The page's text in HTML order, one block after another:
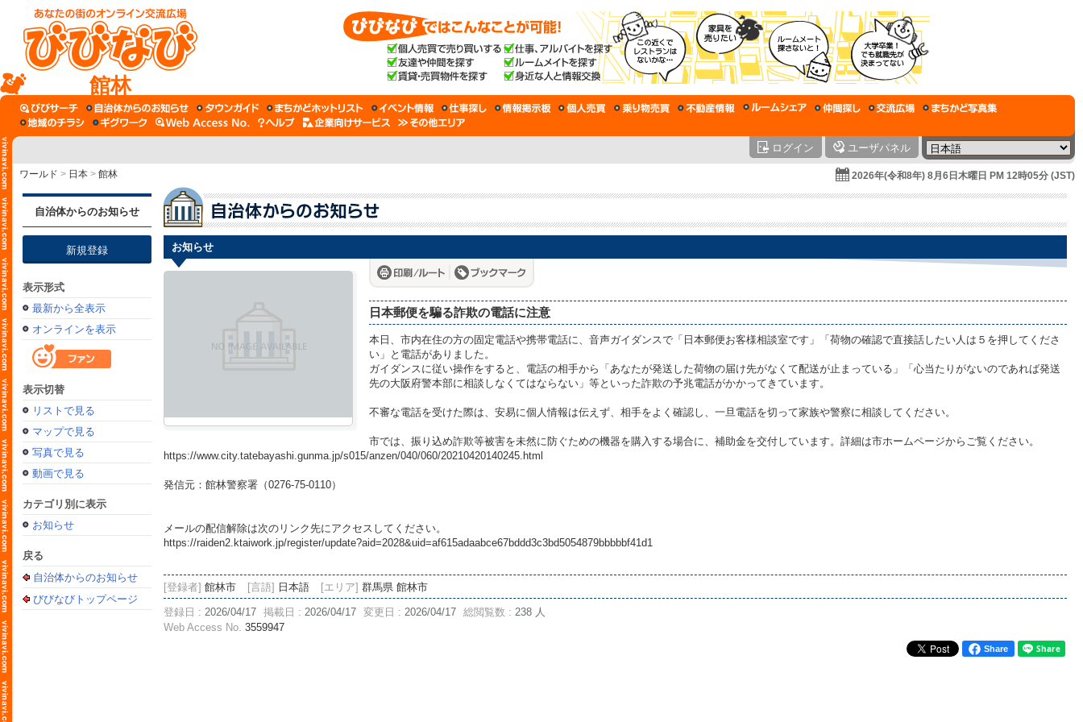
館林
ログイン ユーザパネル
ワールド > 日本 > 館林 2026年(令和8年) 8月6日木曜日 PM 12時05分 (JST)
自治体からのお知らせ
新規登録
表示形式
最新から全表示
オンラインを表示
表示切替
リストで見る
マップで見る
写真で見る
動画で見る
カテゴリ別に表示
お知らせ
戻る
自治体からのお知らせ
びびなびトップページ
お知らせ
日本郵便を騙る詐欺の電話に注意
本日、市内在住の方の固定電話や携帯電話に、音声ガイダンスで「日本郵便お客様相談室です」「荷物の確認で直接話したい人は５を押してくださ
い」と電話がありました。
ガイダンスに従い操作をすると、電話の相手から「あなたが発送した荷物の届け先がなくて配送が止まっている」「心当たりがないのであれば発送
先の大阪府警本部に相談しなくてはならない」等といった詐欺の予兆電話がかかってきています。
不審な電話を受けた際は、安易に個人情報は伝えず、相手をよく確認し、一旦電話を切って家族や警察に相談してください。
市では、振り込め詐欺等被害を未然に防ぐための機器を購入する場合に、補助金を交付しています。詳細は市ホームページからご覧ください。
https://www.city.tatebayashi.gunma.jp/s015/anzen/040/060/20210420140245.html
発信元：館林警察署（0276-75-0110）
メールの配信解除は次のリンク先にアクセスしてください。
https://raiden2.ktaiwork.jp/register/update?aid=2028&uid=af615adaabce67bddd3c3bd5054879bbbbbf41d1
[登録者] 館林市 [言語] 日本語 [エリア] 群馬県 館林市
登録日 : 2026/04/17 掲載日 : 2026/04/17 変更日 : 2026/04/17 総閲覧数 : 238 人
Web Access No. 3559947
Share